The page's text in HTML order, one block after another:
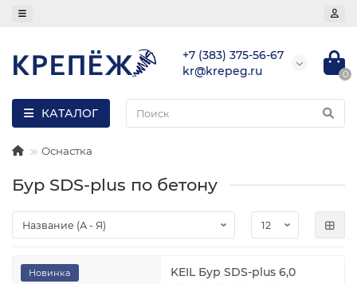
+7 (383) 375-56-67
kr@krepeg.ru
0
КАТАЛОГ
Оснастка
Бур SDS-plus по бетону
Новинка
KEIL Бур SDS-plus 6,0